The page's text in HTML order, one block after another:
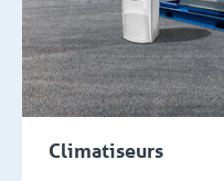
Climatiseurs